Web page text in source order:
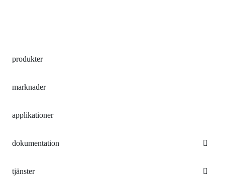
produkter
marknader
applikationer
dokumentation
tjänster